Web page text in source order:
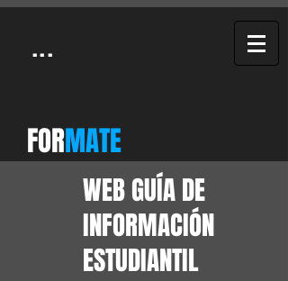
...
FORMATE
WEB GUÍA DE
INFORMACIÓN
ESTUDIANTIL